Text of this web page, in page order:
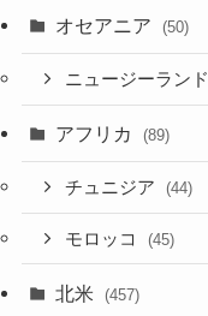
オセアニア (50)
ニュージーランド
アフリカ (89)
チュニジア (44)
モロッコ (45)
北米 (457)